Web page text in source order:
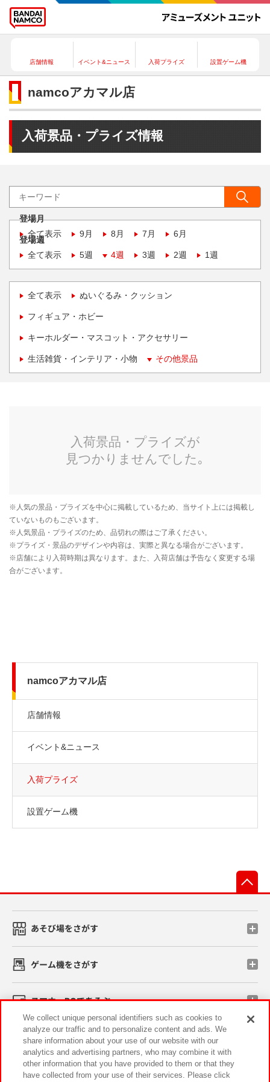
店舗情報 イベント&ニュース 入荷プライズ 設置ゲーム機
namcoアカマル店
入荷景品・プライズ情報
登場月
全て表示
9月 8月 7月 6月
登場週
全て表示
5週 4週 3週 2週 1週
全て表示 ぬいぐるみ・クッション
フィギュア・ホビー
キーホルダー・マスコット・アクセサリー
生活雑貨・インテリア・小物 その他景品
namcoアカマル店
店舗情報
イベント&ニュース
入荷プライズ
設置ゲーム機
あそび場をさがす
ゲーム機をさがす
スマホ・PCであそぶ
イベント・キャンペーン
We collect unique personal identifiers such as cookies to
analyze our traffic and to personalize content and ads. We
share information about your use of our website with our
analytics and advertising partners, who may combine it with
other information that you have provided to them or that they
have collected from your use of their services. Please click